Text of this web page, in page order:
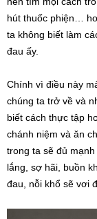
hút thuốc phiện…
ta không biết làm
đau ấy.
Chính vì điều này
chúng ta trở về và
biết cách thực tập
chánh niệm và ăn
trong ta sẽ đủ
lắng, sợ hãi, buồn
đau, nỗi khổ sẽ vơi